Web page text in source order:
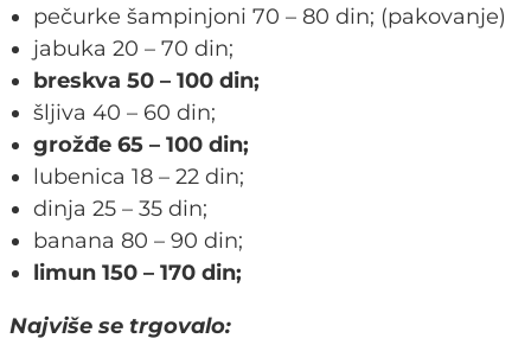
pečurke šampinjoni 70 – 80 din; (pakovanje)
jabuka 20 – 70 din;
breskva 50 – 100 din;
šljiva 40 – 60 din;
grožđe 65 – 100 din;
lubenica 18 – 22 din;
dinja 25 – 35 din;
banana 80 – 90 din;
limun 150 – 170 din;
Najviše se trgovalo: